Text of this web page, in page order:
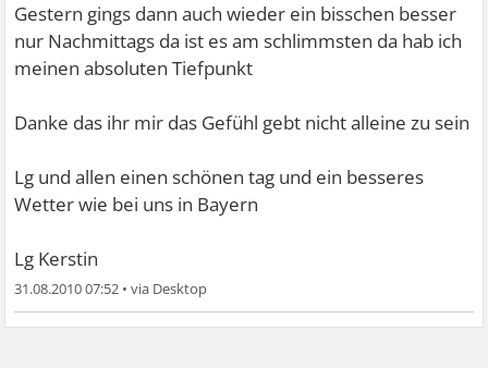
Gestern gings dann auch wieder ein bisschen besser
nur Nachmittags da ist es am schlimmsten da hab ich
meinen absoluten Tiefpunkt
Danke das ihr mir das Gefühl gebt nicht alleine zu sein
Lg und allen einen schönen tag und ein besseres
Wetter wie bei uns in Bayern
Lg Kerstin
31.08.2010 07:52 •